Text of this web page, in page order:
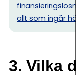
allt som ingår
3. Vilka